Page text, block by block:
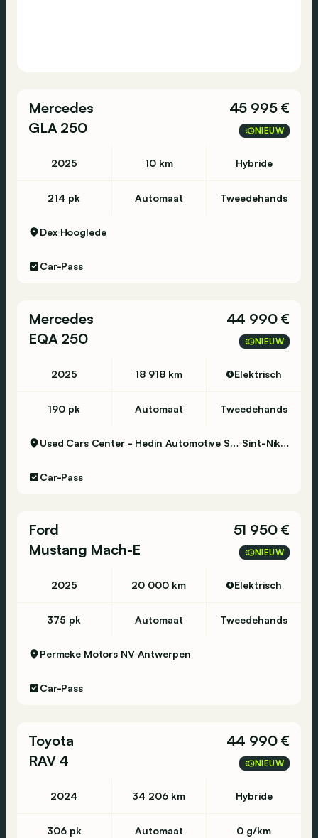
Mercedes
GLA 250
45 995 €
NIEUW
2025 10 km Hybride
214 pk Automaat Tweedehands
Dex Hooglede
Car-Pass
Mercedes
EQA 250
44 990 €
NIEUW
2025 18 918 km Elektrisch
190 pk Automaat Tweedehands
Used Cars Center - Hedin Automotive Sint-Niklaas Sint-Niklaas
Car-Pass
Ford
Mustang Mach-E
51 950 €
NIEUW
2025 20 000 km Elektrisch
375 pk Automaat Tweedehands
Permeke Motors NV Antwerpen
Car-Pass
Toyota
RAV 4
44 990 €
NIEUW
2024 34 206 km Hybride
306 pk Automaat 0 g/km